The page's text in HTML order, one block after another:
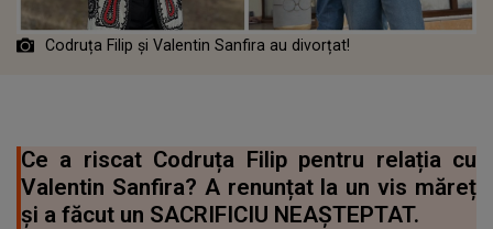
Codruța Filip și Valentin Sanfira au divorțat!
Ce a riscat Codruța Filip pentru relația cu
Valentin Sanfira? A renunțat la un vis măreț
şi a făcut un SACRIFICIU NEAȘTEPTAT.